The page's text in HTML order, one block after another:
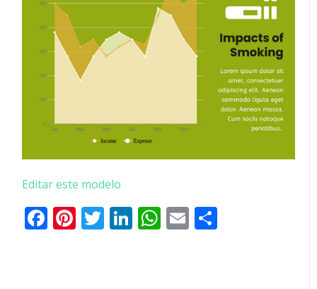
Editar este modelo
Facebook
Pinterest
Twitter
LinkedIn
WhatsApp
Email